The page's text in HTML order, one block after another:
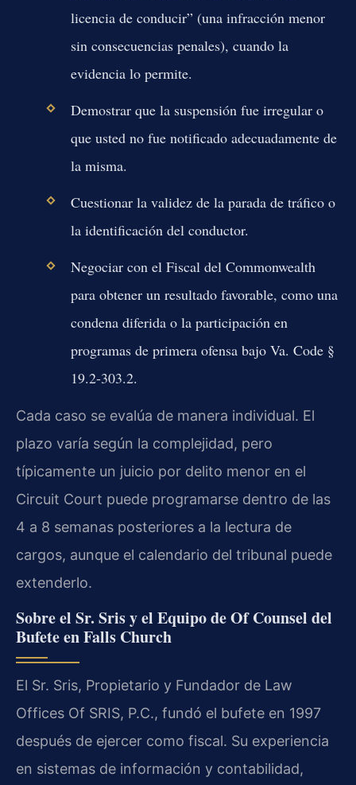
licencia de conducir” (una infracción menor
sin consecuencias penales), cuando la
evidencia lo permite.
Demostrar que la suspensión fue irregular o
que usted no fue notificado adecuadamente de
la misma.
Cuestionar la validez de la parada de tráfico o
la identificación del conductor.
Negociar con el Fiscal del Commonwealth
para obtener un resultado favorable, como una
condena diferida o la participación en
programas de primera ofensa bajo Va. Code §
19.2-303.2.
Cada caso se evalúa de manera individual. El
plazo varía según la complejidad, pero
típicamente un juicio por delito menor en el
Circuit Court puede programarse dentro de las
4 a 8 semanas posteriores a la lectura de
cargos, aunque el calendario del tribunal puede
extenderlo.
Sobre el Sr. Sris y el Equipo de Of Counsel del
Bufete en Falls Church
El Sr. Sris, Propietario y Fundador de Law
Offices Of SRIS, P.C., fundó el bufete en 1997
después de ejercer como fiscal. Su experiencia
en sistemas de información y contabilidad,